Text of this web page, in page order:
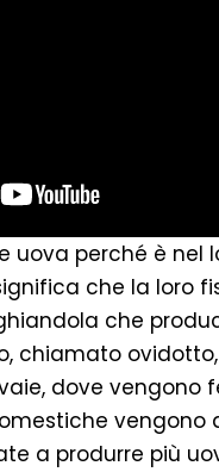
uova perché è
che la loro
che
chiamato
dove vengono
a produrre più